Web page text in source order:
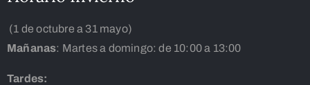
(1 de octubre a 31 mayo)
Mañanas: Martes a domingo: de 10:00 a 13:00
Tardes: